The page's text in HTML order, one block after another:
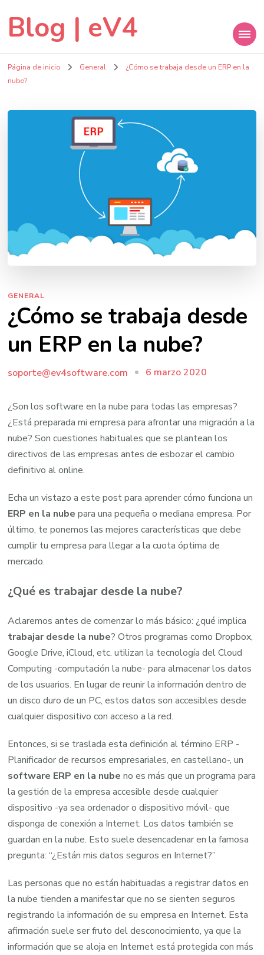
Blog | eV4
Página de inicio General
¿Cómo se trabaja desde un ERP en la
nube?
GENERAL
¿Cómo se trabaja desde
un ERP en la nube?
soporte@ev4software.com 6 marzo 2020
¿Son los software en la nube para todas las empresas?
¿Está preparada mi empresa para afrontar una migración a la
nube? Son cuestiones habituales que se plantean los
directivos de las empresas antes de esbozar el cambio
definitivo al online.
Echa un vistazo a este post para aprender cómo funciona un
ERP en la nube para una pequeña o mediana empresa. Por
último, te ponemos las mejores características que debe
cumplir tu empresa para llegar a la cuota óptima de
mercado.
¿Qué es trabajar desde la nube?
Aclaremos antes de comenzar lo más básico: ¿qué implica
trabajar desde la nube? Otros programas como Dropbox,
Google Drive, iCloud, etc. utilizan la tecnología del Cloud
Computing -computación la nube- para almacenar los datos
de los usuarios. En lugar de reunir la información dentro de
un disco duro de un PC, estos datos son accesibles desde
cualquier dispositivo con acceso a la red.
Entonces, si se traslada esta definición al término ERP -
Planificador de recursos empresariales, en castellano-, un
software ERP en la nube no es más que un programa para
la gestión de la empresa accesible desde cualquier
dispositivo -ya sea ordenador o dispositivo móvil- que
disponga de conexión a Internet. Los datos también se
guardan en la nube. Esto suele desencadenar en la famosa
pregunta: “¿Están mis datos seguros en Internet?”
Las personas que no están habituadas a registrar datos en
la nube tienden a manifestar que no se sienten seguros
registrando la información de su empresa en Internet. Esta
afirmación suele ser fruto del desconocimiento, ya que la
información que se aloja en Internet está protegida con más